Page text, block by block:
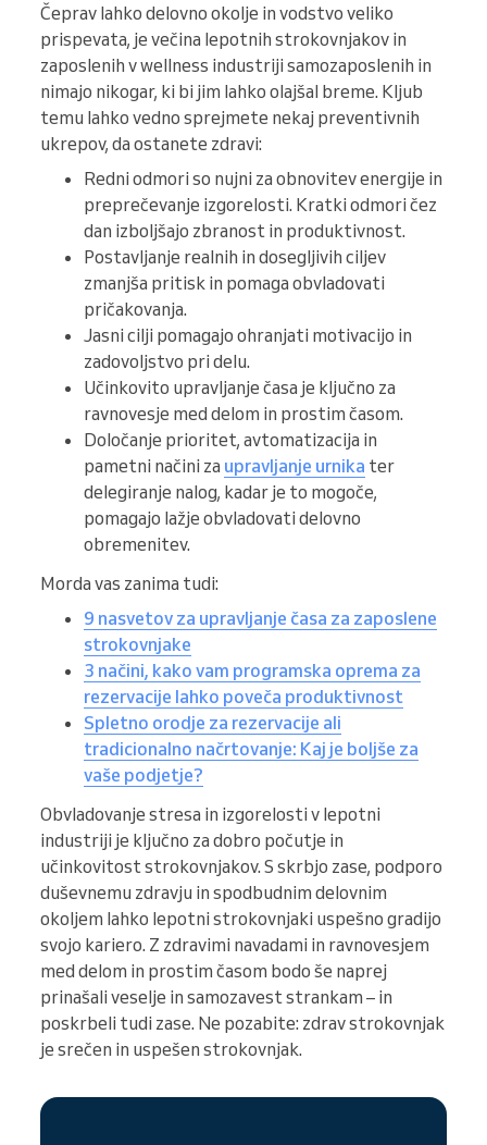
Čeprav lahko delovno okolje in vodstvo veliko
prispevata, je večina lepotnih strokovnjakov in
zaposlenih v wellness industriji samozaposlenih in
nimajo nikogar, ki bi jim lahko olajšal breme. Kljub
temu lahko vedno sprejmete nekaj preventivnih
ukrepov, da ostanete zdravi:
Redni odmori so nujni za obnovitev energije in
preprečevanje izgorelosti. Kratki odmori čez
dan izboljšajo zbranost in produktivnost.
Postavljanje realnih in dosegljivih ciljev
zmanjša pritisk in pomaga obvladovati
pričakovanja.
Jasni cilji pomagajo ohranjati motivacijo in
zadovoljstvo pri delu.
Učinkovito upravljanje časa je ključno za
ravnovesje med delom in prostim časom.
Določanje prioritet, avtomatizacija in
pametni načini za upravljanje urnika ter
delegiranje nalog, kadar je to mogoče,
pomagajo lažje obvladovati delovno
obremenitev.
Morda vas zanima tudi:
9 nasvetov za upravljanje časa za zaposlene
strokovnjake
3 načini, kako vam programska oprema za
rezervacije lahko poveča produktivnost
Spletno orodje za rezervacije ali
tradicionalno načrtovanje: Kaj je boljše za
vaše podjetje?
Obvladovanje stresa in izgorelosti v lepotni
industriji je ključno za dobro počutje in
učinkovitost strokovnjakov. S skrbjo zase, podporo
duševnemu zdravju in spodbudnim delovnim
okoljem lahko lepotni strokovnjaki uspešno gradijo
svojo kariero. Z zdravimi navadami in ravnovesjem
med delom in prostim časom bodo še naprej
prinašali veselje in samozavest strankam – in
poskrbeli tudi zase. Ne pozabite: zdrav strokovnjak
je srečen in uspešen strokovnjak.